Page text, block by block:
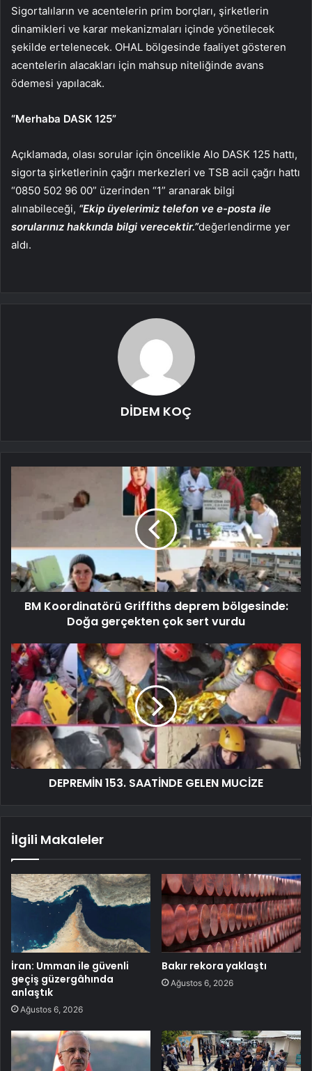
Sigortalıların ve acentelerin prim borçları, şirketlerin
dinamikleri ve karar mekanizmaları içinde yönetilecek
şekilde ertelenecek. OHAL bölgesinde faaliyet gösteren
acentelerin alacakları için mahsup niteliğinde avans
ödemesi yapılacak.
“Merhaba DASK 125”
Açıklamada, olası sorular için öncelikle Alo DASK 125 hattı,
sigorta şirketlerinin çağrı merkezleri ve TSB acil çağrı hattı
“0850 502 96 00” üzerinden “1” aranarak bilgi
alınabileceği, “Ekip üyelerimiz telefon ve e-posta ile
sorularınız hakkında bilgi verecektir.”değerlendirme yer
aldı.
DİDEM KOÇ
BM Koordinatörü Griffiths deprem bölgesinde:
Doğa gerçekten çok sert vurdu
DEPREMİN 153. SAATİNDE GELEN MUCİZE
İlgili Makaleler
İran: Umman ile güvenli
geçiş güzergâhında
anlaştık
Ağustos 6, 2026
Bakır rekora yaklaştı
Ağustos 6, 2026